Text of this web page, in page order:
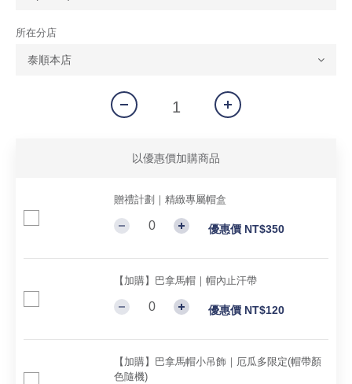
所在分店
以優惠價加購商品
贈禮計劃｜精緻專屬帽盒
優惠價 NT$350
【加購】巴拿馬帽｜帽內止汗帶
優惠價 NT$120
【加購】巴拿馬帽小吊飾｜厄瓜多限定(帽帶顏
色隨機)